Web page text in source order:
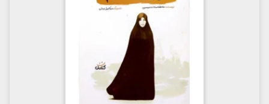
بازی شدند. ساعت نه مجید آمد سمت رختکن و دنبال
محسن گشت، اما هنوز خبری از او نبود.
چند دقیقه بعد سر و کله ی محسن پیدا شد و گفت:
«خیلی التماس کردم تا اجازه دادند در اتاق غریق نجات ها
نماز بخوانم.» دم در به او گفته بودند: «برو داخل، آنجایک
نمازخانه ی کوچک هست.» محسن قبول نکرده و گفته
بود: «دوست ندارم در مقابل خدای خودم با لباس
نامناسب به نماز بایستم.)